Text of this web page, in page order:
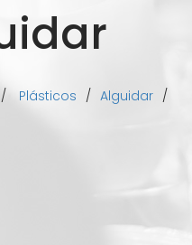
/ Plásticos / Alguidar /